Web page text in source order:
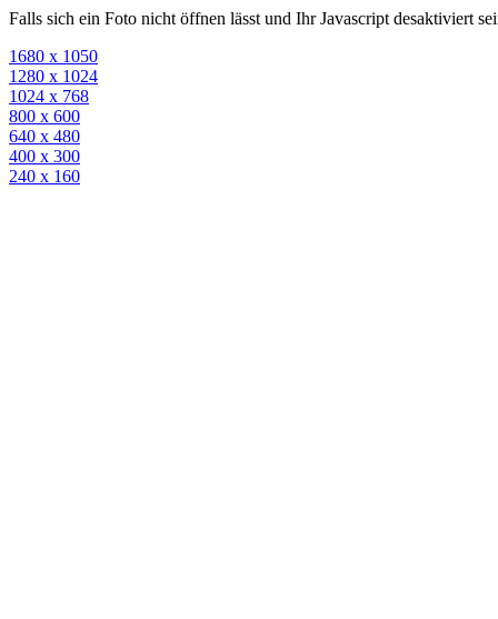
Falls sich ein Foto nicht öffnen lässt und Ihr Javascript desaktiviert
1680 x 1050
1280 x 1024
1024 x 768
800 x 600
640 x 480
400 x 300
240 x 160